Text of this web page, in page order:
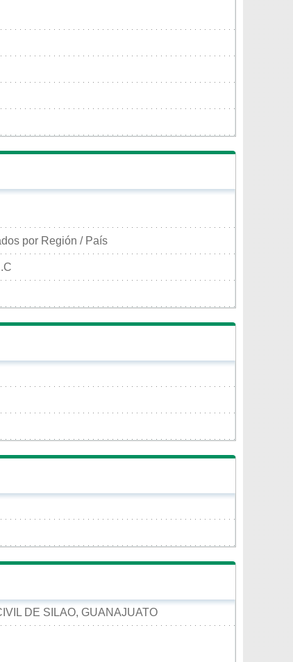
por Región / País
DE SILAO, GUANAJUATO